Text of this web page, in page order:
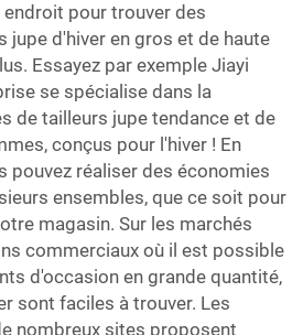
endroit pour trouver des
jupe d'hiver en gros et de haute
Essayez par exemple Jiayi
se spécialise dans la
de tailleurs jupe tendance et de
conçus pour l'hiver ! En
pouvez réaliser des économies
ensembles, que ce soit pour
magasin. Sur les marchés
commerciaux où il est possible
d'occasion en grande quantité,
sont faciles à trouver. Les
nombreux sites proposent